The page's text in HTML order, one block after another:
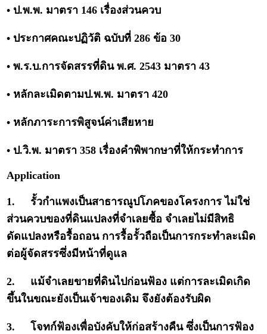
• ป.พ.พ. มาตรา 146 เรื่องส่วนควบ
• ประกาศคณะปฏิวัติ ฉบับที่ 286 ข้อ 30
• พ.ร.บ.การจัดสรรที่ดิน พ.ศ. 2543 มาตรา 43
• หลักละเมิดตามป.พ.พ. มาตรา 420
• หลักภาระการพิสูจน์ค่าเสียหาย
• ป.วิ.พ. มาตรา 358 เรื่องคำพิพากษาที่ให้กระทำการ
Application
1.
รั้วกำแพงเป็นสาธารณูปโภคของโครงการ ไม่ใช่
ส่วนควบของที่ดินแปลงที่จำเลยซื้อ จำเลยไม่มีสิทธิ
ดัดแปลงหรือรื้อถอน การรื้อรั้วถือเป็นการกระทำละเมิด
ต่อผู้จัดสรรซึ่งมีหน้าที่ดูแล
2.
แม้จำเลยขายที่ดินไปก่อนฟ้อง แต่การละเมิดเกิด
ขึ้นในขณะยังเป็นเจ้าของเดิม จึงยังต้องรับผิด
3.
โจทก์ฟ้องเพื่อบังคับให้ก่อสร้างคืน ซึ่งเป็นการฟ้อง